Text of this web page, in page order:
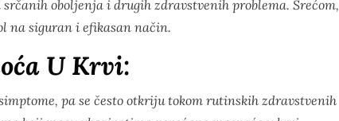
oboljenja i drugih zdravstvenih problema. Srećom,
na siguran i efikasan način.
U Krvi:
pa se često otkriju tokom rutinskih zdravstvenih